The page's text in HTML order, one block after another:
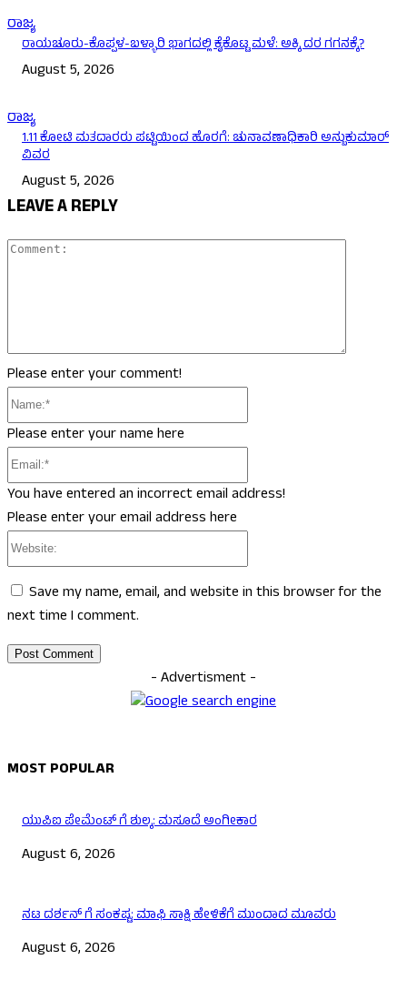
ರಾಜ್ಯ
ರಾಯಚೂರು-ಕೊಪ್ಪಳ-ಬಳ್ಳಾರಿ ಭಾಗದಲ್ಲಿ ಕೈಕೊಟ್ಟ ಮಳೆ: ಅಕ್ಕಿ ದರ ಗಗನಕ್ಕೆ?
August 5, 2026
ರಾಜ್ಯ
1.11 ಕೋಟಿ ಮತದಾರರು ಪಟ್ಟಿಯಿಂದ ಹೊರಗೆ: ಚುನಾವಣಾಧಿಕಾರಿ ಅನ್ಬುಕುಮಾರ್
ವಿವರ
August 5, 2026
LEAVE A REPLY
Please enter your comment!
Please enter your name here
You have entered an incorrect email address!
Please enter your email address here
Save my name, email, and website in this browser for the
next time I comment.
- Advertisment -
MOST POPULAR
ಯುಪಿಐ ಪೇಮೆಂಟ್ ಗೆ ಶುಲ್ಕ: ಮಸೂದೆ ಅಂಗೀಕಾರ
August 6, 2026
ನಟ ದರ್ಶನ್ ಗೆ ಸಂಕಷ್ಟ: ಮಾಫಿ ಸಾಕ್ಷಿ ಹೇಳಿಕೆಗೆ ಮುಂದಾದ ಮೂವರು
August 6, 2026